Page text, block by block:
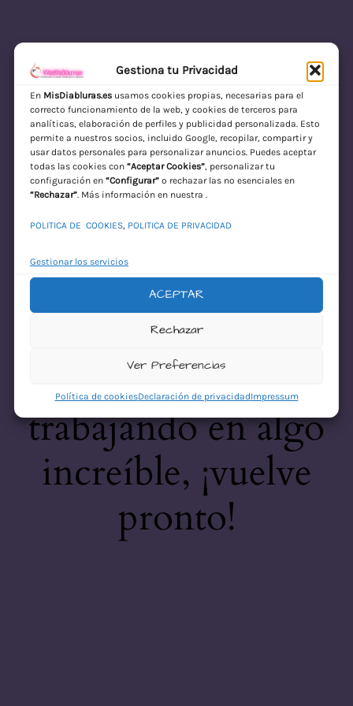
Gestiona tu Privacidad
En MisDiabluras.esusamos cookies propias, necesarias para el
correcto funcionamiento de la web, y cookies de terceros para
analíticas, elaboración de perfiles y publicidad personalizada. Esto
permite a nuestros socios, incluido Google, recopilar, compartir y
usar datos personales para personalizar anuncios. Puedes aceptar
todas las cookies con “Aceptar Cookies”, personalizar tu
configuración en “Configurar”o rechazar las no esenciales en
“Rechazar”. Más información en nuestra .
POLITICA DE COOKIES, POLITICA DE PRIVACIDAD
Gestionar los servicios
ACEPTAR
Rechazar
Ver Preferencias
Política de cookiesDeclaración de privacidadImpressum
MisDiabluras | Sexshop Online con Envío
Discreto en España
Acceder
¡Disculpa este
desastre! Estamos
trabajando en algo
increíble, ¡vuelve
pronto!